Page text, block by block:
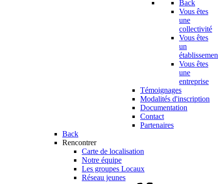
Back
Vous êtes
une
collectivité
Vous êtes
un
Vous êtes
une
entreprise
Témoignages
Modalités d'inscription
Documentation
Contact
Partenaires
Back
Rencontrer
Carte de localisation
Notre équipe
Les groupes Locaux
Réseau jeunes